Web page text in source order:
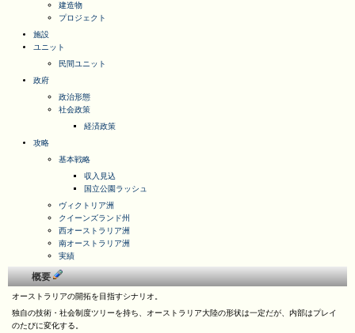
建造物
プロジェクト
施設
ユニット
民間ユニット
政府
政治形態
社会政策
経済政策
攻略
基本戦略
収入見込
国立公園ラッシュ
ヴィクトリア洲
クイーンズランド州
西オーストラリア洲
南オーストラリア洲
実績
概要
オーストラリアの開拓を目指すシナリオ。
独自の技術・社会制度ツリーを持ち、オーストラリア大陸の形状は一定だが、内部はプレイ
のたびに変化する。